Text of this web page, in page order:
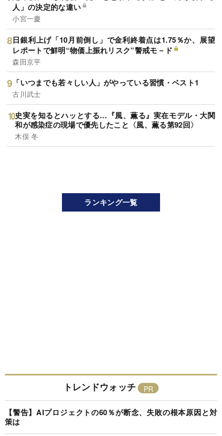
人」の決定的な違い
小宮一慶
日銀利上げ「10月前倒し」で金利終着点は1.75％か、展望
レポートで鮮明“物価上振れリスク”警戒モ－ド
森田京平
「いつまでも若々しい人」がやっている習慣・ベスト1
古川武士
史実を知るとハッとする…『風、薫る』実在モデル・大関
和が感染症の現場で優先したこと〈風、薫る第92回〉
木俣 冬
ランキング一覧
トレンドウォッチ
【警告】AIプロジェクトの60％が断念、失敗の根本原因と対
策は